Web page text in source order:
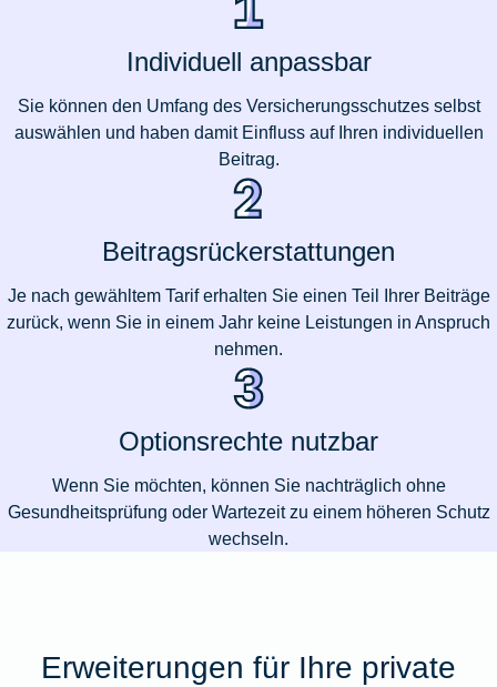
Individuell anpassbar
Sie können den Umfang des Versicherungsschutzes selbst
auswählen und haben damit Einfluss auf Ihren individuellen
Beitrag.
Beitragsrückerstattungen
Je nach gewähltem Tarif erhalten Sie einen Teil Ihrer Beiträge
zurück, wenn Sie in einem Jahr keine Leistungen in Anspruch
nehmen.
Optionsrechte nutzbar
Wenn Sie möchten, können Sie nachträglich ohne
Gesundheitsprüfung oder Wartezeit zu einem höheren Schutz
wechseln.
Erweiterungen für Ihre private